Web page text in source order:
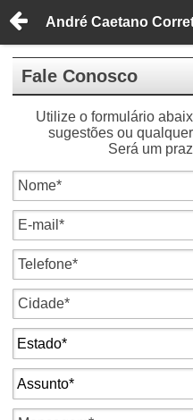
André Caetano
Fale Conosco
Utilize o formulário
sugestões ou
Será um